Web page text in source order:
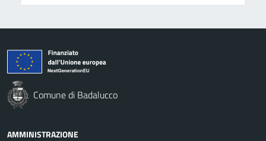
Comune di Badalucco
AMMINISTRAZIONE